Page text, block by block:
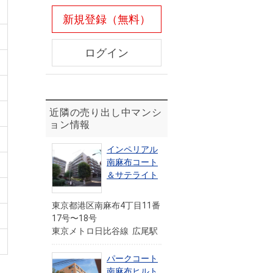
新規登録（無料）
ログイン
近隣の売り出し中マンシ
ョン情報
インペリアル
南麻布コート
＆サテライト
東京都港区南麻布4丁目11番
17号〜18号
東京メトロ日比谷線 広尾駅
パークコート